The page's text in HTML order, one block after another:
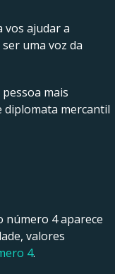
vos ajudar a
uma voz da
mais
diplomata mercantil
número 4 aparece
valores
4.